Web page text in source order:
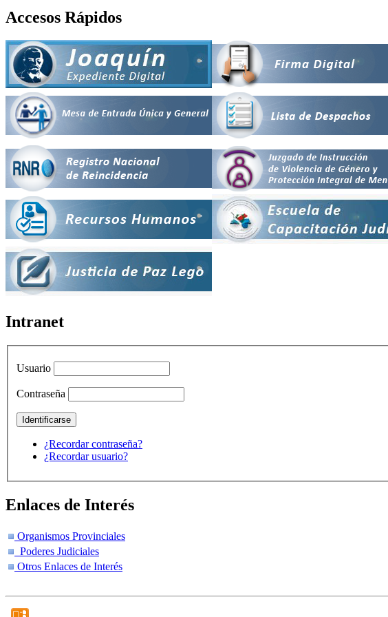
Accesos Rápidos
Intranet
Usuario
Contraseña
¿Recordar contraseña?
¿Recordar usuario?
Enlaces de Interés
Organismos Provinciales
Poderes Judiciales
Otros Enlaces de Interés